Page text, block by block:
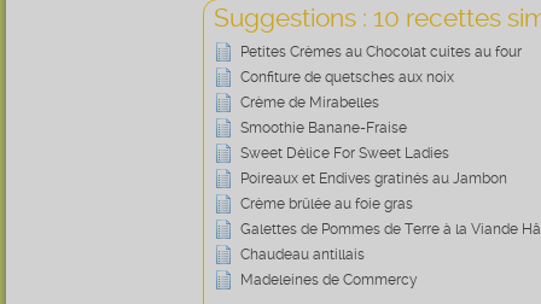
Suggestions : 10 recettes
Petites Crèmes au Chocolat cuites au four
Confiture de quetsches aux noix
Crème de Mirabelles
Smoothie Banane-Fraise
Sweet Délice For Sweet Ladies
Poireaux et Endives gratinés au Jambon
Crème brûlée au foie gras
Galettes de Pommes de Terre à la Viande
Chaudeau antillais
Madeleines de Commercy